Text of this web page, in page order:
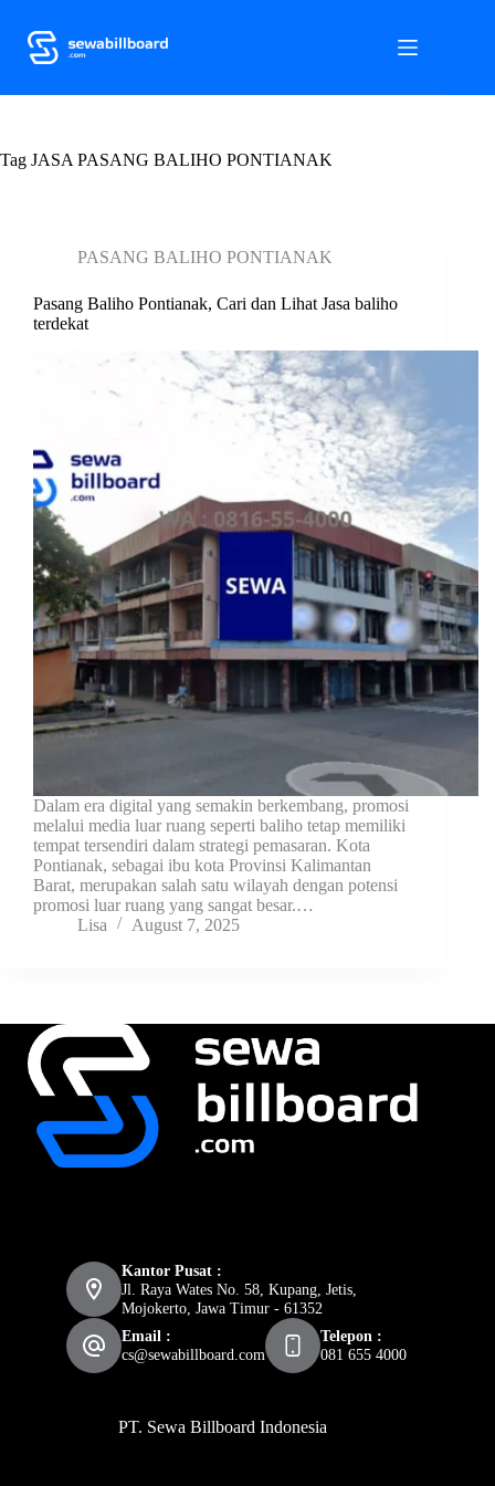
k
t
o
Tag JASA PASANG BALIHO PONTIANAK
PASANG BALIHO PONTIANAK
Pasang Baliho Pontianak, Cari dan Lihat Jasa baliho
terdekat
Dalam era digital yang semakin berkembang, promosi
melalui media luar ruang seperti baliho tetap memiliki
tempat tersendiri dalam strategi pemasaran. Kota
Pontianak, sebagai ibu kota Provinsi Kalimantan
Barat, merupakan salah satu wilayah dengan potensi
promosi luar ruang yang sangat besar.…
Lisa
August 7, 2025
Kantor Pusat :
Jl. Raya Wates No. 58, Kupang, Jetis,
Mojokerto, Jawa Timur - 61352
Email :
cs@sewabillboard.com
Telepon :
081 655 4000
PT. Sewa Billboard Indonesia